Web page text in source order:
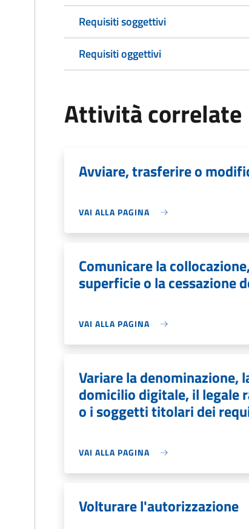
Requisiti soggettivi
Requisiti oggettivi
Attività correlate
Avviare, trasferire o
VAI ALLA PAGINA
Comunicare la
superficie o la cessazione
VAI ALLA PAGINA
Variare la denominazione,
domicilio digitale, il legale
o i soggetti titolari dei
VAI ALLA PAGINA
Volturare l'autorizzazione